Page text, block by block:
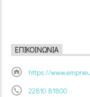
ΕΠΙΚΟΙΝΩΝΊΑ
https://
22810 81800